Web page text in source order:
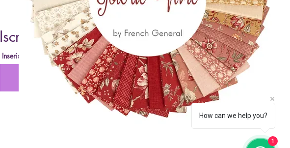
Iscriviti alla Newsletter
Inserisci la tua Email
Iscriviti
How can we help you?
1